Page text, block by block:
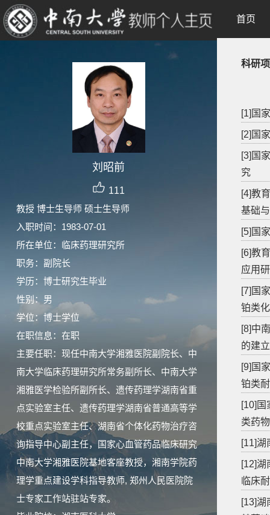
刘昭前
111
教授 博士生导师 硕士生导师
入职时间：1983-07-01
所在单位：临床药理研究所
职务：副院长
学历：博士研究生毕业
性别：男
学位：博士学位
在职信息：在职
主要任职：现任中南大学湘雅医院副院长、中
南大学临床药理研究所常务副所长、中南大学
湘雅医学检验所副所长、遗传药理学湖南省重
点实验室主任、遗传药理学湖南省普通高等学
校重点实验室主任、湖南省个体化药物治疗咨
询指导中心副主任，国家心血管药品临床研究
中南大学湘雅医院基地客座教授，湘南学院药
理学重点建设学科指导教师, 郑州人民医院院
士专家工作站驻站专家。
首页
科研
[1]国
[2]国
[3]国
究
[4]教
基础
[5]国
[6]教
应用
[7]国
铂类
[8]中
的建立
[9]国
铂类
[10]国
类药
[11]湖
[12]湖
临床
[13]